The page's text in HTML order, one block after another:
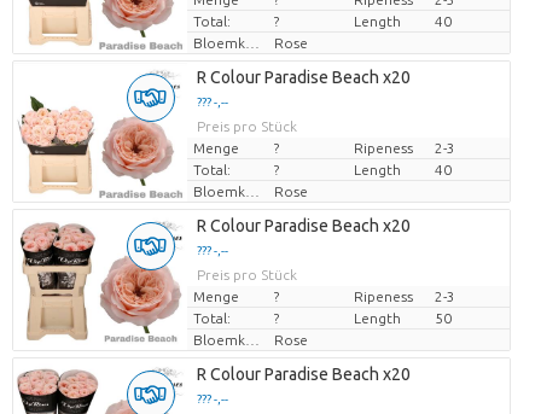
Total:
? Length
40
Bloemkleur
Rose
R Colour Paradise Beach x20
??? -,--
Preis pro Stück
Menge
? Ripeness
2-3
Total:
? Length
40
Bloemkleur
Rose
R Colour Paradise Beach x20
??? -,--
Preis pro Stück
Menge
? Ripeness
2-3
Total:
? Length
50
Bloemkleur
Rose
R Colour Paradise Beach x20
??? -,--